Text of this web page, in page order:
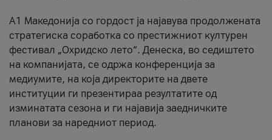
A1 Македонија со гордост ја најавува продолжената
стратегиска соработка со престижниот културен
фестивал „Охридско лето“. Денеска, во седиштето
на компанијата, се одржа конференција за
медиумите, на која директорите на двете
институции ги презентираа резултатите од
изминатата сезона и ги најавија заедничките
планови за наредниот период.